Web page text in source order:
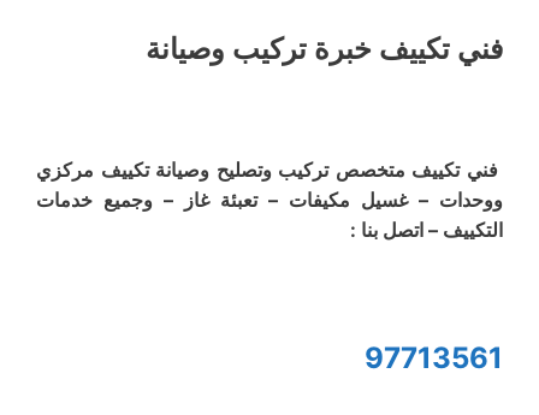
فني تكييف خبرة تركيب وصيانة
فني تكييف متخصص تركيب وتصليح وصيانة تكييف مركزي
ووحدات – غسيل مكيفات – تعبئة غاز – وجميع خدمات
التكييف – اتصل بنا :
97713561